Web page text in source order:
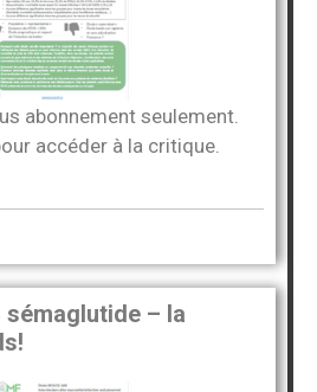
abonnement seulement.
accéder à la critique.
– la